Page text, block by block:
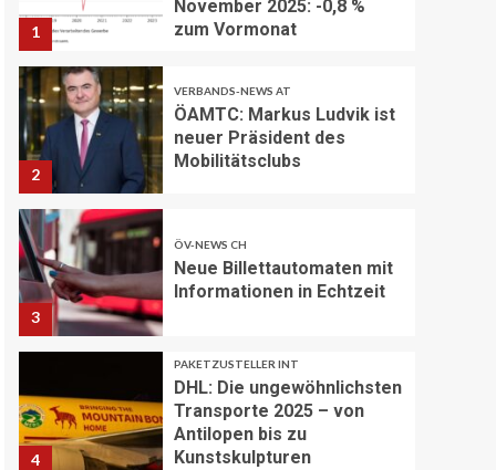
1
November 2025: -0,8 %
zum Vormonat
2
VERBANDS-NEWS AT
ÖAMTC: Markus Ludvik ist
neuer Präsident des
Mobilitätsclubs
3
ÖV-NEWS CH
Neue Billettautomaten mit
Informationen in Echtzeit
4
PAKETZUSTELLER INT
DHL: Die ungewöhnlichsten
Transporte 2025 – von
Antilopen bis zu
Kunstskulpturen